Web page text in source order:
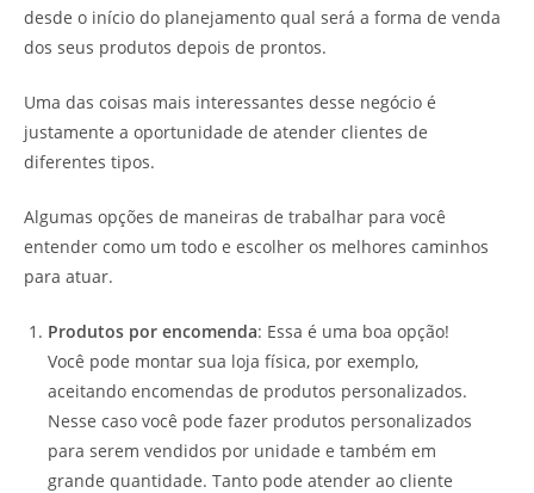
desde o início do planejamento qual será a forma de venda
dos seus produtos depois de prontos.
Uma das coisas mais interessantes desse negócio é
justamente a oportunidade de atender clientes de
diferentes tipos.
Algumas opções de maneiras de trabalhar para você
entender como um todo e escolher os melhores caminhos
para atuar.
Produtos por encomenda: Essa é uma boa opção!
Você pode montar sua loja física, por exemplo,
aceitando encomendas de produtos personalizados.
Nesse caso você pode fazer produtos personalizados
para serem vendidos por unidade e também em
grande quantidade. Tanto pode atender ao cliente